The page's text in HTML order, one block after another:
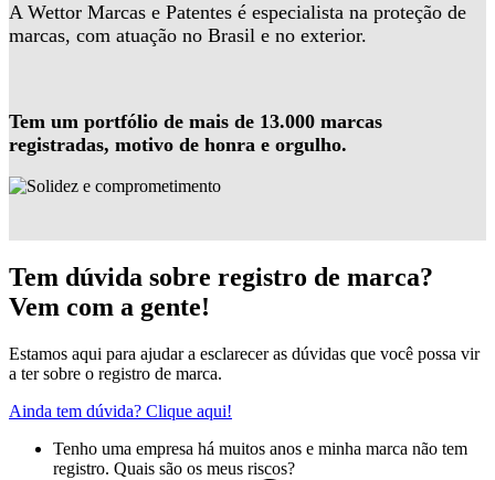
A Wettor Marcas e Patentes é especialista na proteção de
marcas, com atuação no Brasil e no exterior.
Tem um portfólio de mais de 13.000 marcas
registradas, motivo de honra e orgulho.
Tem dúvida sobre registro de marca?
Vem com a gente!
Estamos aqui para ajudar a esclarecer as dúvidas que você possa vir
a ter sobre o registro de marca.
Ainda tem dúvida? Clique aqui!
Tenho uma empresa há muitos anos e minha marca não tem
registro. Quais são os meus riscos?